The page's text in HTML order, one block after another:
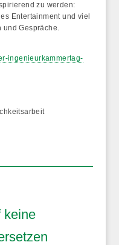
zu werden:
Entertainment und viel
und Gespräche.
ingenieurkammertag-
keine